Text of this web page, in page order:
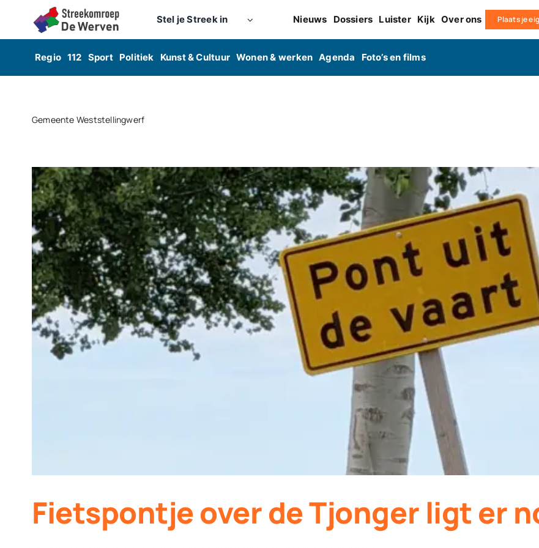
Stel je Streek in Nieuws Dossiers Luister Kijk Over ons Plaats je
Regio 112 Sport Politiek Kunst & Cultuur Wonen & werken Agenda Foto’s en films
Gemeente Weststellingwerf
Fietspontje over de Tjonger ligt er